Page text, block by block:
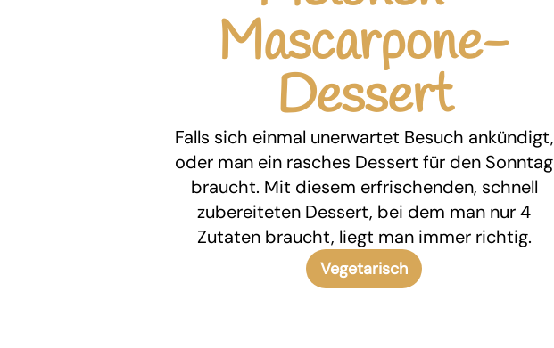
Mascarpone-
Dessert
Falls sich einmal unerwartet Besuch ankündigt,
oder man ein rasches Dessert für den Sonntag
braucht. Mit diesem erfrischenden, schnell
zubereiteten Dessert, bei dem man nur 4
Zutaten braucht, liegt man immer richtig.
Vegetarisch